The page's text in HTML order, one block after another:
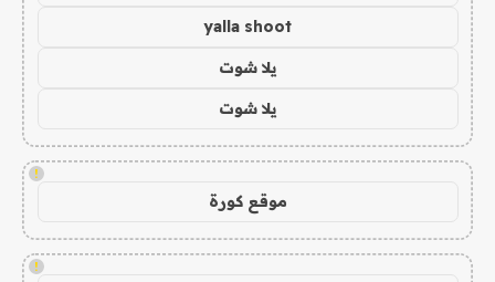
yalla shoot
يلا شوت
يلا شوت
!
موقع كورة
!